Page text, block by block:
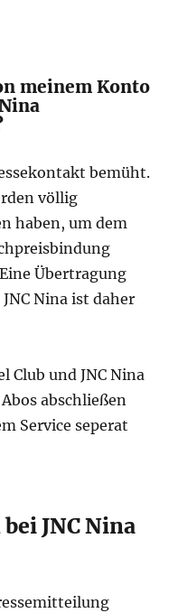
meinem Konto
bemüht.
völlig
haben, um dem
Übertragung
Nina ist daher
Club und JNC Nina
abschließen
Service seperat
JNC Nina